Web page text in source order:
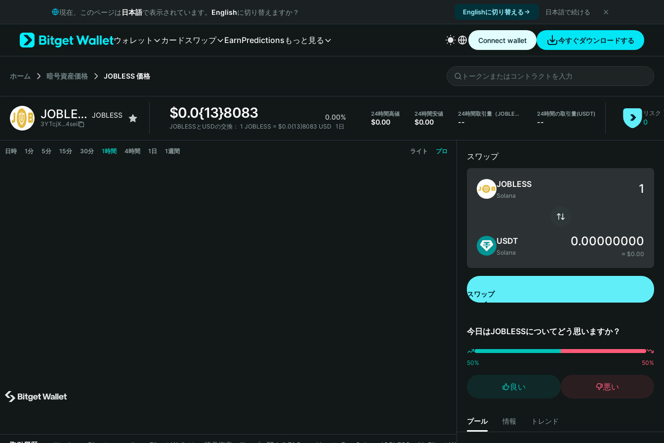
Русский
Italiano
简体中文
繁體中文
Bahasa Indonesia
現在、このページは日本語で表示されています。 Englishに切り替えますか？ Englishに切り替える 日本語で続ける
ウォレット カードスワップ EarnPredictions もっと見る Connect wallet 今すぐダウンロードする
ホーム 暗号資産価格 JOBLESS価格
JOBLESS JOBLESS
3YTcjX...4sei
$0.0{13}8083 0.00%
JOBLESSとUSDの交換： 1 JOBLESS = $0.0{13}8083 USD 1日
24時間高値
$0.00
24時間安値
$0.00
24時間取引量（JOBLESS）
--
24時間の取引量(USDT)
--
リスク
0
JOBLESS Price Chart
日時 1分 5分 15分 30分 1時間 4時間 1日 1週間 ライト プロ
スワップ
JOBLESS
Solana
USDT
Solana
0.00000000
≈ $0.00
スワップ
今日はJOBLESSについてどう思いますか？
50% 50%
良い 悪い
プール 情報 トレンド